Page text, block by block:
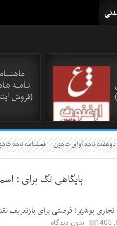
نــامـــه
(فروش
دوهفته نامه آوای هامون فصلنامه نامه
بایگاهی تگ برای :
تجاری بوشهر؛ فرصتی برای
بدون دیدگاه